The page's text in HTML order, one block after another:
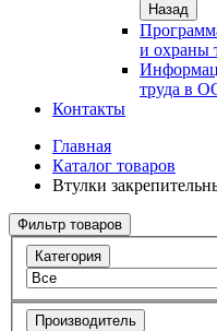
Назад
и охраны
труда в
Контакты
Главная
Каталог товаров
Втулки
Фильтр товаров
Категория
Производитель